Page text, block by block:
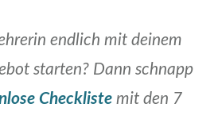
endlich mit deinem
starten? Dann schnapp
Checkliste mit den 7